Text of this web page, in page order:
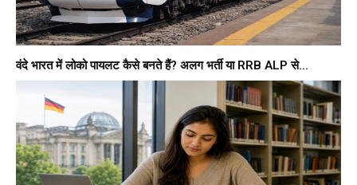
वंदे भारत में लोको पायलट कैसे बनते हैं? अलग भर्ती या RRB ALP से...